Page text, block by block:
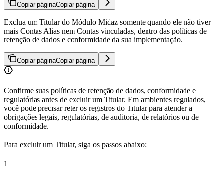
Copiar páginaCopiar página
Exclua um Titular do Módulo Midaz somente quando ele não tiver
mais Contas Alias nem Contas vinculadas, dentro das políticas de
retenção de dados e conformidade da sua implementação.
Copiar páginaCopiar página
Confirme suas políticas de retenção de dados, conformidade e
regulatórias antes de excluir um Titular. Em ambientes regulados,
você pode precisar reter os registros do Titular para atender a
obrigações legais, regulatórias, de auditoria, de relatórios ou de
conformidade.
Para excluir um Titular, siga os passos abaixo:
1